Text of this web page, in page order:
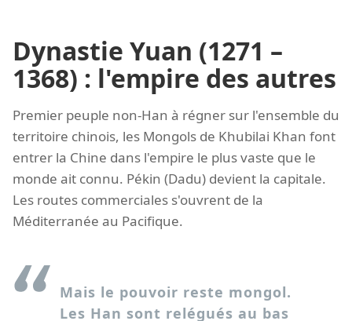
Dynastie Yuan (1271 –
1368) : l'empire des autres
Premier peuple non-Han à régner sur l'ensemble du
territoire chinois, les Mongols de Khubilai Khan font
entrer la Chine dans l'empire le plus vaste que le
monde ait connu. Pékin (Dadu) devient la capitale.
Les routes commerciales s'ouvrent de la
Méditerranée au Pacifique.
Mais le pouvoir reste mongol.
Les Han sont relégués au bas